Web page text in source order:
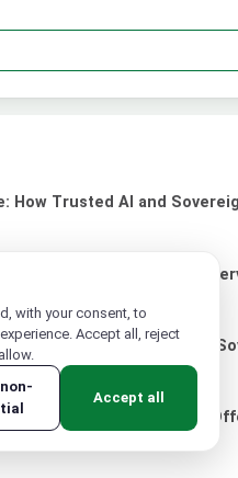
How Trusted AI and
Cloud: Why Local
Provider Through Green
Turkey Cloud Computing
with your consent, to
Accept all, reject
Accept all